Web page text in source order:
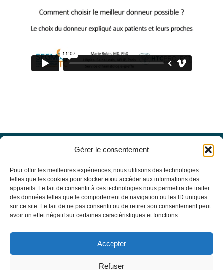
Gérer le consentement
Pour offrir les meilleures expériences, nous utilisons des technologies
telles que les cookies pour stocker et/ou accéder aux informations des
appareils. Le fait de consentir à ces technologies nous permettra de traiter
des données telles que le comportement de navigation ou les ID uniques
sur ce site. Le fait de ne pas consentir ou de retirer son consentement peut
avoir un effet négatif sur certaines caractéristiques et fonctions.
Accepter
Refuser
Actualités
Agenda
Missions du site
Mentions légales
Conditions générales d’utilisation